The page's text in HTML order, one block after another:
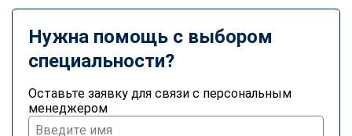
Нужна помощь с выбором
специальности?
Оставьте заявку для связи с персональным
менеджером